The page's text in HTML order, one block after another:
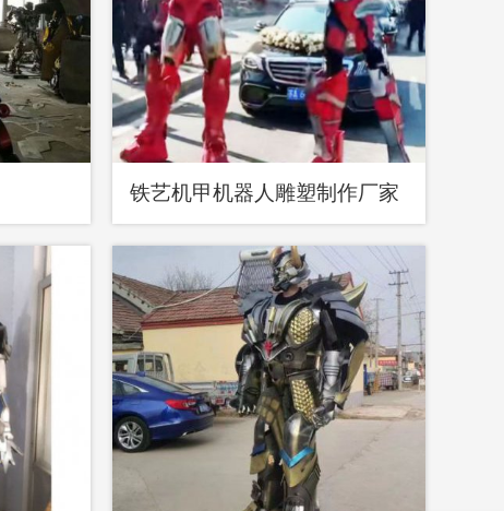
铁艺机甲机器人雕塑制作厂家